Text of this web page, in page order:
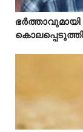
  
ഭർത്താവുമായി
കൊലപ്പെടുത്തി